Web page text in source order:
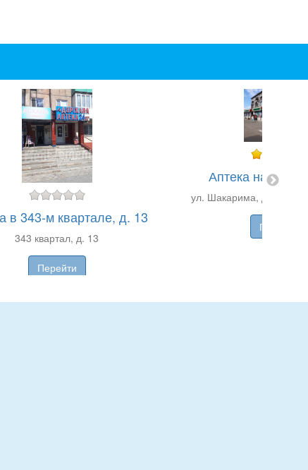
в 343-м квартале, д. 13
343 квартал, д. 13
Перейти
Аптека на
ул. Шакарима, д. 75
Перейти